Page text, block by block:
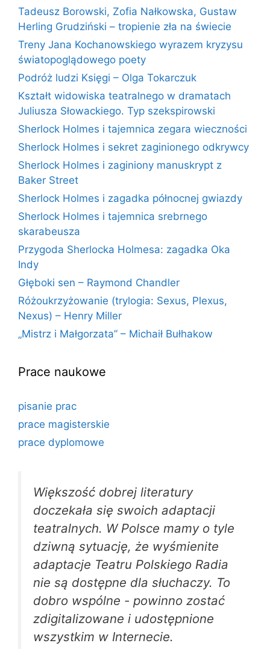
Tadeusz Borowski, Zofia Nałkowska, Gustaw
Herling Grudziński – tropienie zła na świecie
Treny Jana Kochanowskiego wyrazem kryzysu
światopoglądowego poety
Podróż ludzi Księgi – Olga Tokarczuk
Kształt widowiska teatralnego w dramatach
Juliusza Słowackiego. Typ szekspirowski
Sherlock Holmes i tajemnica zegara wieczności
Sherlock Holmes i sekret zaginionego odkrywcy
Sherlock Holmes i zaginiony manuskrypt z
Baker Street
Sherlock Holmes i zagadka północnej gwiazdy
Sherlock Holmes i tajemnica srebrnego
skarabeusza
Przygoda Sherlocka Holmesa: zagadka Oka
Indy
Głęboki sen – Raymond Chandler
Różoukrzyżowanie (trylogia: Sexus, Plexus,
Nexus) – Henry Miller
„Mistrz i Małgorzata” – Michaił Bułhakow
Prace naukowe
pisanie prac
prace magisterskie
prace dyplomowe
Większość dobrej literatury
doczekała się swoich adaptacji
teatralnych. W Polsce mamy o tyle
dziwną sytuację, że wyśmienite
adaptacje Teatru Polskiego Radia
nie są dostępne dla słuchaczy. To
dobro wspólne - powinno zostać
zdigitalizowane i udostępnione
wszystkim w Internecie.